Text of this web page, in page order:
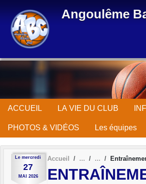
Angoulême
ACCUEIL LA VIE DU CLUB
PHOTOS & VIDÉOS Les équipes
Le mercredi
27
MAI 2026
Accueil